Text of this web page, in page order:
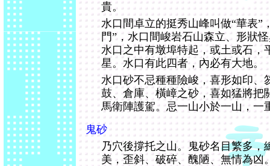
貴。
水口間卓立的挺秀山峰叫做“華表”
門”，水口間峻岩石山森立、形狀
水口之中有墩埠特起，或土或石，
星。水口有此四者，內必有大地。
水口砂不忌種種險峻，喜形如印、
鼓、倉庫、橫嶂之砂，喜如猛將把
馬衛陣護駕。忌一山小於一山，一
鬼砂
乃穴後撐托之山。鬼砂名目繁多，
美，歪斜、破碎、醜陋、無情為凶